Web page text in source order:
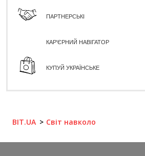
ПАРТНЕРСЬКІ
КАР'ЄРНИЙ НАВІГАТОР
КУПУЙ УКРАЇНСЬКЕ
BIT.UA Світ навколо